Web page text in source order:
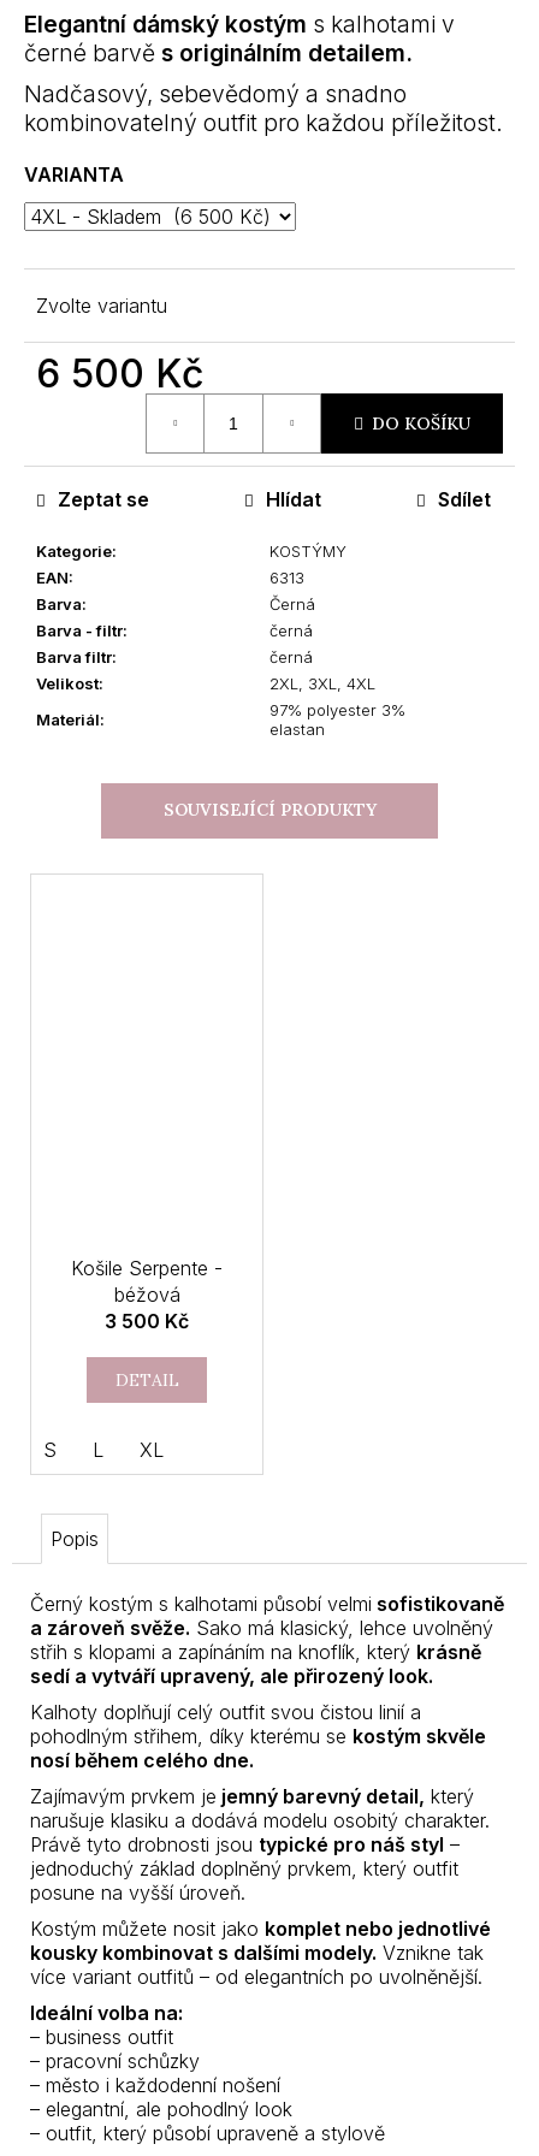
Elegantní dámský kostým s kalhotami v
černé barvě s originálním detailem.
Nadčasový, sebevědomý a snadno
kombinovatelný outfit pro každou příležitost.
VARIANTA
Zvolte variantu
6 500 Kč
DO KOŠÍKU
Kategorie:
KOSTÝMY
EAN:
6313
Barva:
Černá
Barva - filtr:
černá
Barva filtr:
černá
Velikost:
2XL, 3XL, 4XL
Materiál:
97% polyester 3%
elastan
Zeptat se Hlídat Sdílet
Košile Serpente -
béžová
3 500 Kč
DETAIL
S L XL
Popis
Černý kostým s kalhotami působí velmi sofistikovaně
a zároveň svěže. Sako má klasický, lehce uvolněný
střih s klopami a zapínáním na knoflík, který krásně
sedí a vytváří upravený, ale přirozený look.
Kalhoty doplňují celý outfit svou čistou linií a
pohodlným střihem, díky kterému se kostým skvěle
nosí během celého dne.
Zajímavým prvkem je jemný barevný detail, který
narušuje klasiku a dodává modelu osobitý charakter.
Právě tyto drobnosti jsou typické pro náš styl –
jednoduchý základ doplněný prvkem, který outfit
posune na vyšší úroveň.
Kostým můžete nosit jako komplet nebo jednotlivé
kousky kombinovat s dalšími modely. Vznikne tak
více variant outfitů – od elegantních po uvolněnější.
Ideální volba na:
– business outfit
– pracovní schůzky
– město i každodenní nošení
– elegantní, ale pohodlný look
– outfit, který působí upraveně a stylově
m
e